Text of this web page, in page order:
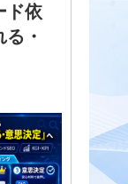
ド依
・